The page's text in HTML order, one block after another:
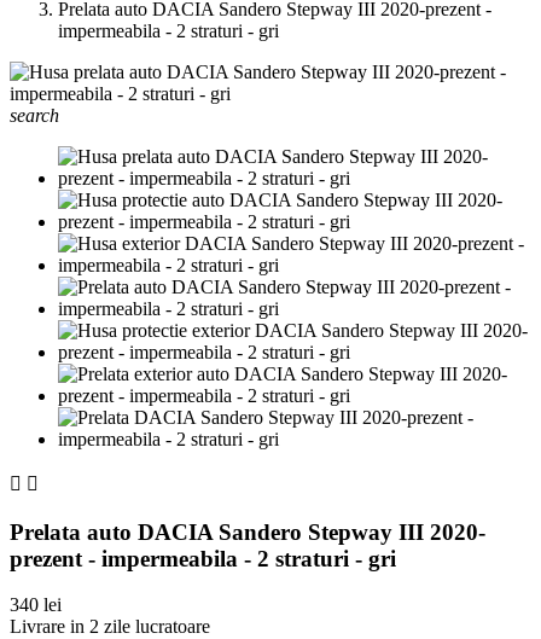
Prelata auto DACIA Sandero Stepway III 2020-prezent -
impermeabila - 2 straturi - gri
search
 
Prelata auto DACIA Sandero Stepway III 2020-
prezent - impermeabila - 2 straturi - gri
340 lei
Livrare in 2 zile lucratoare